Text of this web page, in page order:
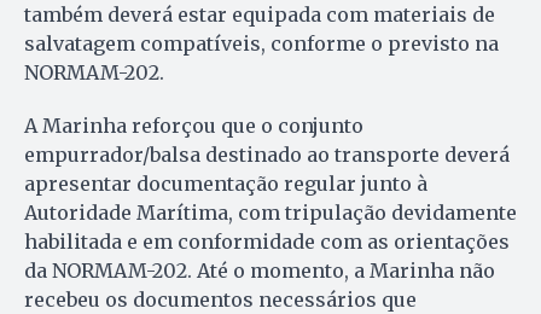
também deverá estar equipada com materiais de
salvatagem compatíveis, conforme o previsto na
NORMAM-202.
A Marinha reforçou que o conjunto
empurrador/balsa destinado ao transporte deverá
apresentar documentação regular junto à
Autoridade Marítima, com tripulação devidamente
habilitada e em conformidade com as orientações
da NORMAM-202. Até o momento, a Marinha não
recebeu os documentos necessários que